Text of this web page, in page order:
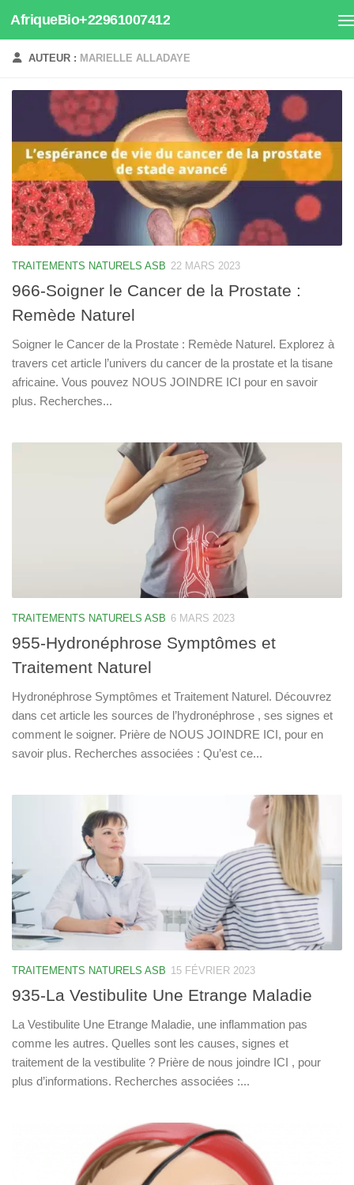
Au dessous du contenu
AfriqueBio+22961007412
AUTEUR : MARIELLE ALLADAYE
TRAITEMENTS NATURELS ASB 22 MARS 2023
966-Soigner le Cancer de la Prostate :
Remède Naturel
Soigner le Cancer de la Prostate : Remède Naturel. Explorez à
travers cet article l’univers du cancer de la prostate et la tisane
africaine. Vous pouvez NOUS JOINDRE ICI pour en savoir
plus. Recherches...
TRAITEMENTS NATURELS ASB 6 MARS 2023
955-Hydronéphrose Symptômes et
Traitement Naturel
Hydronéphrose Symptômes et Traitement Naturel. Découvrez
dans cet article les sources de l’hydronéphrose , ses signes et
comment le soigner. Prière de NOUS JOINDRE ICI, pour en
savoir plus. Recherches associées : Qu’est ce...
TRAITEMENTS NATURELS ASB 15 FÉVRIER 2023
935-La Vestibulite Une Etrange Maladie
La Vestibulite Une Etrange Maladie, une inflammation pas
comme les autres. Quelles sont les causes, signes et
traitement de la vestibulite ? Prière de nous joindre ICI , pour
plus d’informations. Recherches associées :...